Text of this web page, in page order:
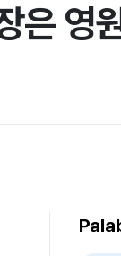
은 영